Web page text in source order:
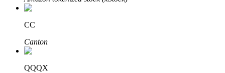
Investasi Otomatis
CC
Canton
QQQX